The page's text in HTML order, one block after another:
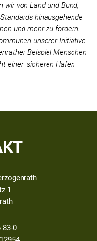
wir von Land und Bund,
hinausgehende
und mehr zu fördern.
unserer Initiative
Beispiel Menschen
einen sicheren Hafen
1
83-0